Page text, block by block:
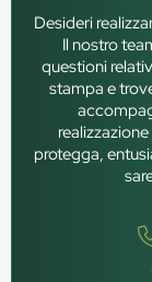
Desideri
Il nostro
questioni
stampa e
protegga,